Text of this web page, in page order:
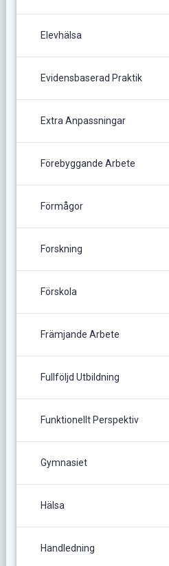
Elevhälsa
Evidensbaserad Praktik
Extra Anpassningar
Förebyggande Arbete
Förmågor
Forskning
Förskola
Främjande Arbete
Fullföljd Utbildning
Funktionellt Perspektiv
Gymnasiet
Hälsa
Handledning